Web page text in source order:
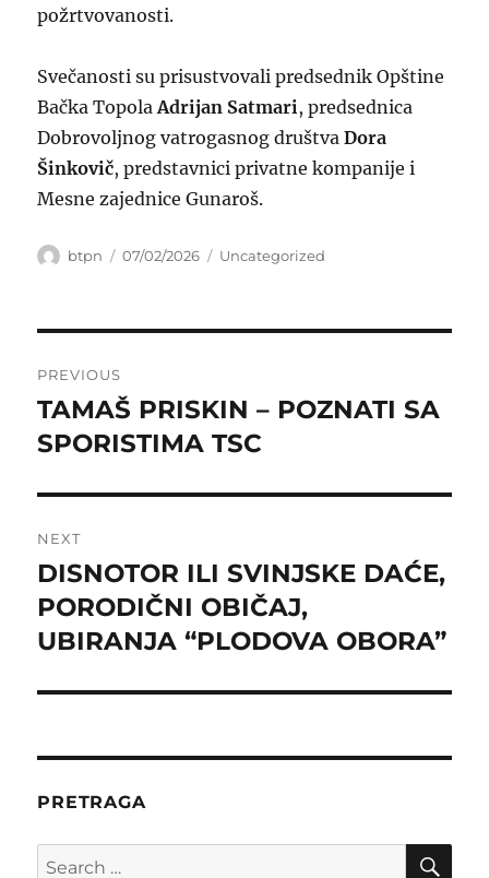
požrtvovanosti.
Svečanosti su prisustvovali predsednik Opštine
Bačka TopolaAdrijan Satmari , predsednica
Dobrovoljnog vatrogasnog društvaDora
Šinkovič, predstavnici privatne kompanije i
Mesne zajednice Gunaroš.
Author
btpn
Posted
07/02/2026 Categories
Uncategorized
navigation
PREVIOUS
Previous
post:
TAMAŠ PRISKIN – POZNATI SA
SPORISTIMA TSC
NEXT
Next
post:
DISNOTOR ILI SVINJSKE DAĆE,
PORODIČNI OBIČAJ,
UBIRANJA “PLODOVA OBORA”
PRETRAGA
Search